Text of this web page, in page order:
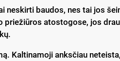
neskirti baudos, nes tai jos
priežiūros atostogose, jos
Kaltinamoji anksčiau